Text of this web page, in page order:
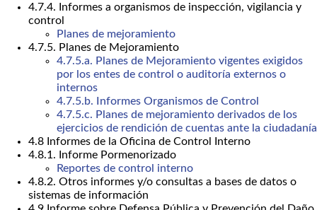
4.7.4. Informes a organismos de inspección, vigilancia y
control
Planes de mejoramiento
4.7.5. Planes de Mejoramiento
4.7.5.a. Planes de Mejoramiento vigentes exigidos
por los entes de control o auditoría externos o
internos
4.7.5.b. Informes Organismos de Control
4.7.5.c. Planes de mejoramiento derivados de los
ejercicios de rendición de cuentas ante la ciudadanía
4.8 Informes de la Oficina de Control Interno
4.8.1. Informe Pormenorizado
Reportes de control interno
4.8.2. Otros informes y/o consultas a bases de datos o
sistemas de información